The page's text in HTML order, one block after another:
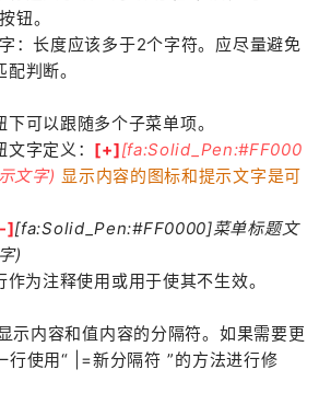
钮。
：长度应该多于2个字符。应尽量避免
判断。
可以跟随多个子菜单项。
字定义： [+][fa:Solid_Pen:#FF000
文字) 显示内容的图标和提示文字是可
][fa:Solid_Pen:#FF0000]菜单标题文
)
为注释使用或用于使其不生效。
示内容和值内容的分隔符。如果需要更
行使用“ |=新分隔符 ”的方法进行修